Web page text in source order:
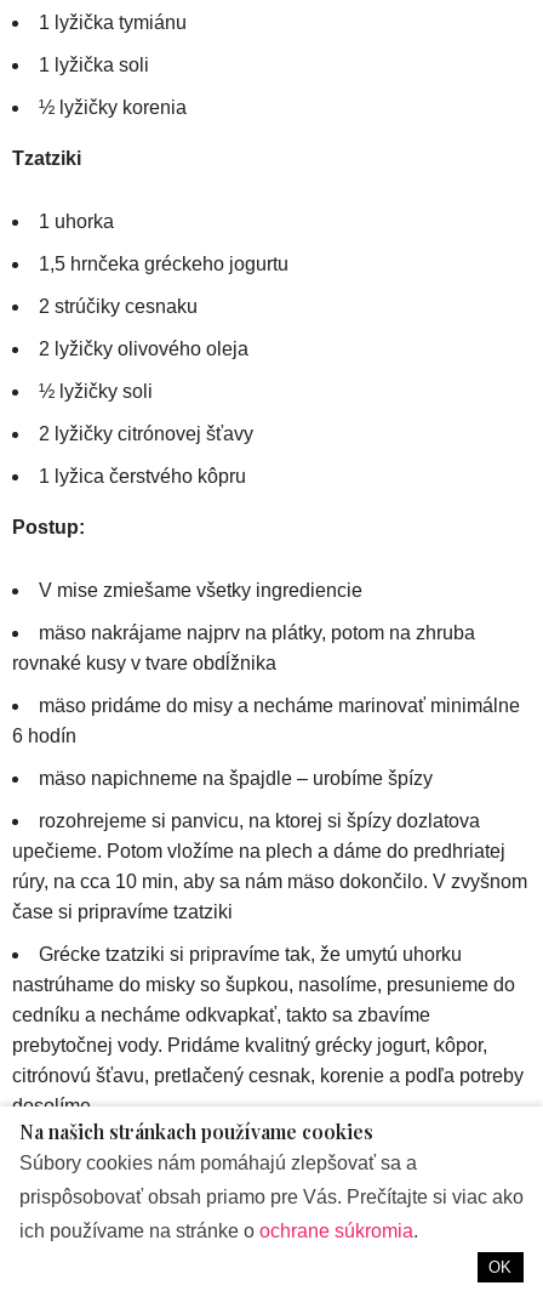
1 lyžička tymiánu
1 lyžička soli
½ lyžičky korenia
Tzatziki
1 uhorka
1,5 hrnčeka gréckeho jogurtu
2 strúčiky cesnaku
2 lyžičky olivového oleja
½ lyžičky soli
2 lyžičky citrónovej šťavy
1 lyžica čerstvého kôpru
Postup:
V mise zmiešame všetky ingrediencie
mäso nakrájame najprv na plátky, potom na zhruba
rovnaké kusy v tvare obdĺžnika
mäso pridáme do misy a necháme marinovať minimálne
6 hodín
mäso napichneme na špajdle – urobíme špízy
rozohrejeme si panvicu, na ktorej si špízy dozlatova
upečieme. Potom vložíme na plech a dáme do predhriatej
rúry, na cca 10 min, aby sa nám mäso dokončilo. V zvyšnom
čase si pripravíme tzatziki
Grécke tzatziki si pripravíme tak, že umytú uhorku
nastrúhame do misky so šupkou, nasolíme, presunieme do
cedníku a necháme odkvapkať, takto sa zbavíme
prebytočnej vody. Pridáme kvalitný grécky jogurt, kôpor,
citrónovú šťavu, pretlačený cesnak, korenie a podľa potreby
dosolíme
Tento pokrm podávame s opečeným pita chlebom.
Viac informácií na: www.zrodene.eu
Na našich stránkach používame cookies
Súbory cookies nám pomáhajú zlepšovať sa a
prispôsobovať obsah priamo pre Vás. Prečítajte si viac ako
ich používame na stránke o ochrane súkromia.
OK